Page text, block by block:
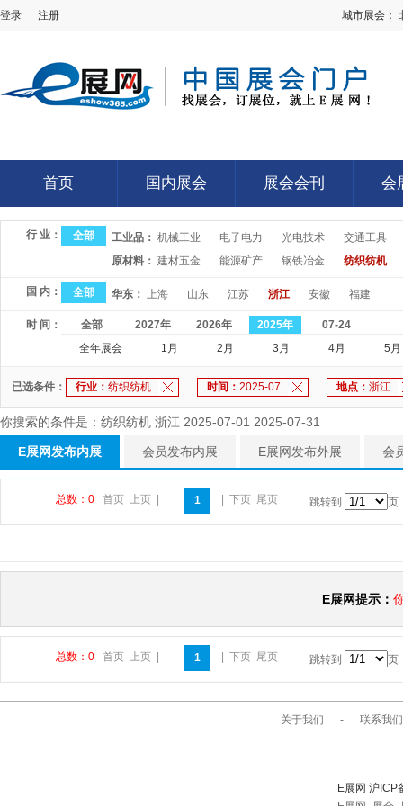
登录 注册 城市展会：
首页
首页
国内展会
国内展会
展会会刊
展会会刊
会
会
行 业： 全部 工业品： 机械工业 电子电力 光电技术
交通工具
原材料： 建材五金 能源矿产 钢铁冶金 纺织纺机
国 内： 全部 华东： 上海 山东 江苏 浙江 安徽 福建
时 间： 全部 2027年 2026年 2025年
07-24
全年展会
1月 2月 3月 4月 5月
已选条件： 行业： 纺织纺机 时间： 2025-07 地点： 浙江
你搜索的条件是：纺织纺机 浙江 2025-07-01 2025-07-31
E展网发布内展 会员发布内展 E展网发布外展 会
总数：0 首页 上页 1 下页 尾页 跳转到 页
E展网提示：
总数：0 首页 上页 1 下页 尾页 跳转到 页
关于我们 - 联系我们
E展网 沪